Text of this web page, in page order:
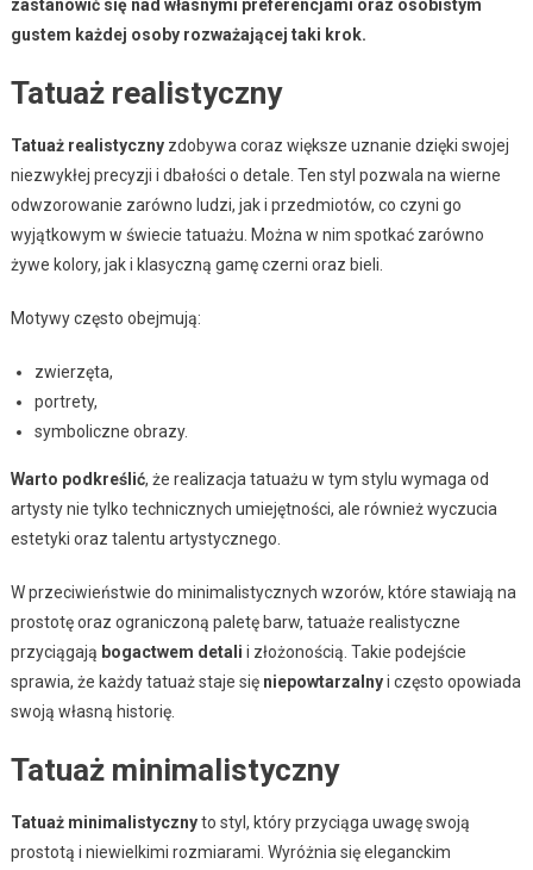
zastanowić się nad własnymi preferencjami oraz osobistym
gustem każdej osoby rozważającej taki krok.
Tatuaż realistyczny
Tatuaż realistycznyzdobywa coraz większe uznanie dzięki swojej
niezwykłej precyzji i dbałości o detale. Ten styl pozwala na wierne
odwzorowanie zarówno ludzi, jak i przedmiotów, co czyni go
wyjątkowym w świecie tatuażu. Można w nim spotkać zarówno
żywe kolory, jak i klasyczną gamę czerni oraz bieli.
Motywy często obejmują:
zwierzęta,
portrety,
symboliczne obrazy.
Warto podkreślić, że realizacja tatuażu w tym stylu wymaga od
artysty nie tylko technicznych umiejętności, ale również wyczucia
estetyki oraz talentu artystycznego.
W przeciwieństwie do minimalistycznych wzorów, które stawiają na
prostotę oraz ograniczoną paletę barw, tatuaże realistyczne
przyciągają bogactwem detali i złożonością. Takie podejście
sprawia, że każdy tatuaż staje się niepowtarzalnyi często opowiada
swoją własną historię.
Tatuaż minimalistyczny
Tatuaż minimalistycznyto styl, który przyciąga uwagę swoją
prostotą i niewielkimi rozmiarami. Wyróżnia się eleganckim